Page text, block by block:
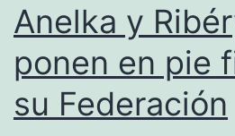
Anelka y
ponen en pie
su Federación